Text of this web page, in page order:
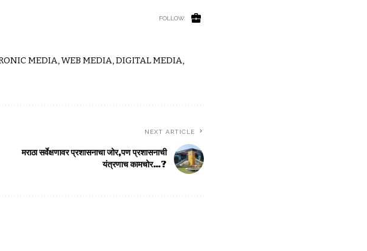
FOLLOW:
MEDIA, WEB MEDIA, DIGITAL MEDIA,
NEXT ARTICLE
मराठा सर्वेक्षणावर प्रशासनाचा जोर,पण प्रशासनाची
यंत्रणाच कामचोर…?